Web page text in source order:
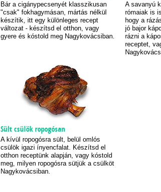
Bár a cigánypecsenyét klasszikusan
"csak" fokhagymásan, mártás nélkül
készítik, itt egy különleges recept
változat - készítsd el otthon, vagy
gyere és kóstold meg Nagykovácsiban.
A savanyú
rómaiak is
hogy a
jó bajor
rázni a
receptet,
Sült csülök ropogósan
A kívül ropogósra sült, belül omlós
csülök igazi ínyencfalat. Készítsd el
otthon receptünk alapján, vagy kóstold
meg, milyen ropogósra sütjük a csülköt
Nagykovácsiban.